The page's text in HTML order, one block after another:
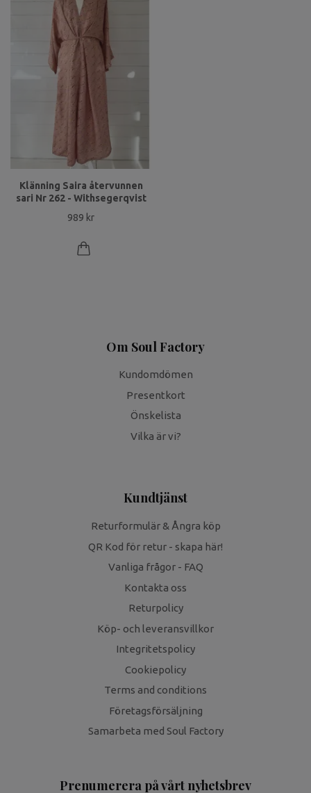
Klänning Saira återvunnen
sari Nr 262 - Withsegerqvist
989 kr
Om Soul Factory
Kundomdömen
Presentkort
Önskelista
Vilka är vi?
Kundtjänst
Returformulär & Ångra köp
QR Kod för retur - skapa här!
Vanliga frågor - FAQ
Kontakta oss
Returpolicy
Köp- och leveransvillkor
Integritetspolicy
Cookiepolicy
Terms and conditions
Företagsförsäljning
Samarbeta med Soul Factory
Prenumerera på vårt nyhetsbrev